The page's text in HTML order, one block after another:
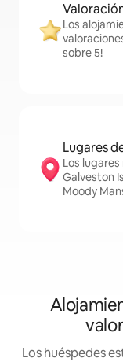
Los
sobre 5!
Lugares
Los
Galveston
Moody
Los huéspedes